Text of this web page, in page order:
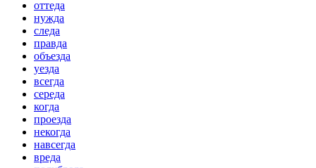
оттеда
нужда
следа
правда
объезда
уезда
всегда
середа
когда
проезда
некогда
навсегда
вреда